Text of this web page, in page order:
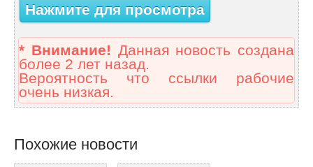
Нажмите для просмотра
* Внимание! Данная новость создана
более 2 лет назад.
Вероятность что ссылки рабочие
очень низкая.
Похожие новости